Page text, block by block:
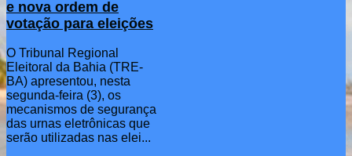
e nova ordem de
votação para eleições
O Tribunal Regional
Eleitoral da Bahia (TRE-
BA) apresentou, nesta
segunda-feira (3), os
mecanismos de segurança
das urnas eletrônicas que
serão utilizadas nas elei...